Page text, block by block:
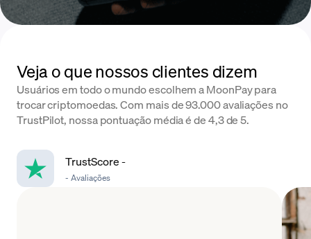
Veja o que nossos clientes dizem
Usuários em todo o mundo escolhem a MoonPay para
trocar criptomoedas. Com mais de 93.000 avaliações no
TrustPilot, nossa pontuação média é de 4,3 de 5.
TrustScore-
- Avaliações